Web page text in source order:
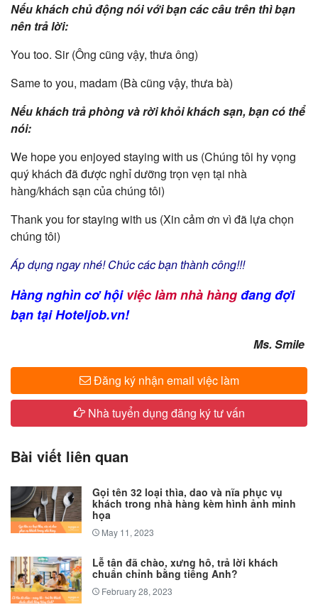
Nếu khách chủ động nói với bạn các câu trên thì bạn
nên trả lời:
You too. Sir (Ông cũng vậy, thưa ông)
Same to you, madam (Bà cũng vậy, thưa bà)
Nếu khách trả phòng và rời khỏi khách sạn, bạn có thể
nói:
We hope you enjoyed staying with us (Chúng tôi hy vọng
quý khách đã được nghỉ dưỡng trọn vẹn tại nhà
hàng/khách sạn của chúng tôi)
Thank you for staying with us (Xin cảm ơn vì đã lựa chọn
chúng tôi)
Áp dụng ngay nhé! Chúc các bạn thành công!!!
Hàng nghìn cơ hộiviệc làm nhà hàngđang đợi
bạn tại Hoteljob.vn!
​Ms. Smile
Đăng ký nhận email việc làm
Nhà tuyển dụng đăng ký tư vấn
Bài viết liên quan
Gọi tên 32 loại thìa, dao và nĩa phục vụ
khách trong nhà hàng kèm hình ảnh minh
họa
May 11, 2023
Lễ tân đã chào, xưng hô, trả lời khách
chuẩn chỉnh bằng tiếng Anh?
February 28, 2023